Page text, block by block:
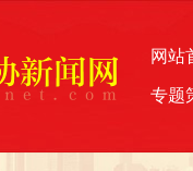
网站
专题